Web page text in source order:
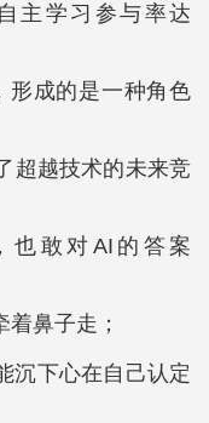
主学习参与率达
形成的是一种角色
超越技术的未来竞
也敢对AI的答案
鼻子走；
沉下心在自己认定